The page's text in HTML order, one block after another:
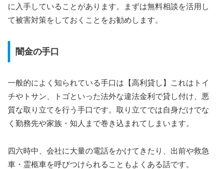
に入手していることがあります。まずは無料相談を活用し
て被害対策をしておくことをお勧めします。
闇金の手口
一般的によく知られている手口は【高利貸し】これはトイ
チやトサン、トゴといった法外な違法金利で貸し付け、悪
質な取り立てを行う手口です。取り立てでは自身だけでな
く勤務先や家族・知人まで巻き込まれてしまいます。
四六時中、会社に大量の電話をかけてきたり、出前や救急
車・霊柩車を呼びつけられることもよくある話です。